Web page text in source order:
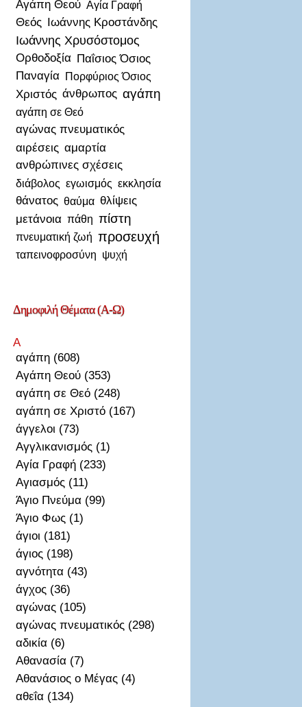
Αγάπη Θεού Αγία Γραφή
Θεός Ιωάννης Κροστάνδης
Ιωάννης Χρυσόστομος
Ορθοδοξία Παΐσιος Όσιος
Παναγία Πορφύριος Όσιος
Χριστός άνθρωπος αγάπη
αγάπη σε Θεό
αγώνας πνευματικός
αιρέσεις αμαρτία
ανθρώπινες σχέσεις
διάβολος εγωισμός εκκλησία
θάνατος θαύμα θλίψεις
μετάνοια πάθη πίστη
πνευματική ζωή προσευχή
ταπεινοφροσύνη ψυχή
ΔημοφιλήΘέματα (Α-Ω)
Α
αγάπη (608)
Αγάπη Θεού (353)
αγάπη σε Θεό (248)
αγάπη σε Χριστό (167)
άγγελοι (73)
Αγγλικανισμός (1)
Αγία Γραφή (233)
Αγιασμός (11)
Άγιο Πνεύμα (99)
Άγιο Φως (1)
άγιοι (181)
άγιος (198)
αγνότητα (43)
άγχος (36)
αγώνας (105)
αγώνας πνευματικός (298)
αδικία (6)
Αθανασία (7)
Αθανάσιος ο Μέγας (4)
αθεΐα (134)